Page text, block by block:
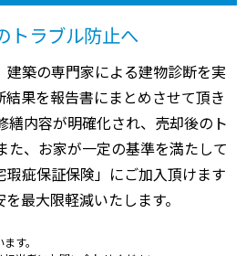
トラブル防止へ
築の専門家による建物診断を実
果を報告書にまとめさせて頂き
繕内容が明確化され、売却後のト
た、お家が一定の基準を満たして
瑕疵保証保険」にご加入頂けます
最大限軽減いたします。
す。